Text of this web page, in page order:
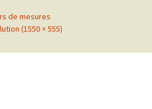
de mesures
(1550 × 555)